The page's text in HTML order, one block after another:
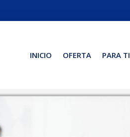
INICIO OFERTA PARA TI